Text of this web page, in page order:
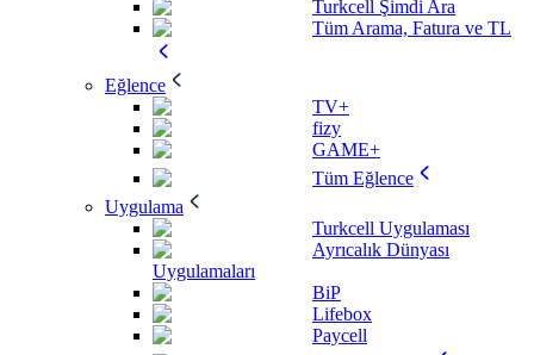
Turkcell Şimdi Ara
Tüm Arama, Fatura ve TL
Eğlence
TV+
fizy
GAME+
Tüm Eğlence
Uygulama
Turkcell Uygulaması
Ayrıcalık Dünyası
Uygulamaları
BiP
Lifebox
Paycell